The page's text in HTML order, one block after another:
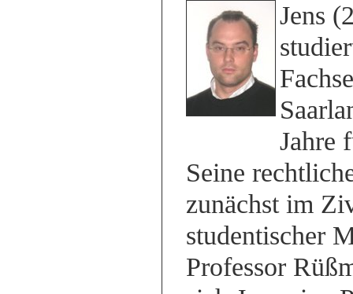
Jens
Jahre
Seine
zunächst im
studentischer
Professor